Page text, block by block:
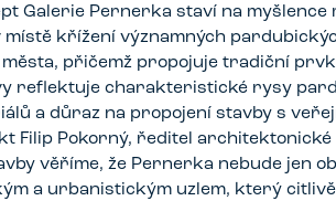
Galerie Pernerka staví na myšlence
místě křížení významných
přičemž propojuje tradiční
reflektuje charakteristické rysy
a důraz na propojení stavby s
Filip Pokorný, ředitel architektonické
věříme, že Pernerka nebude jen
a urbanistickým uzlem, který